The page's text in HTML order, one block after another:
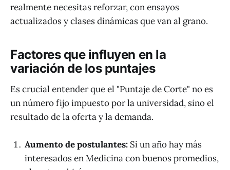
realmente necesitas reforzar, con ensayos
actualizados y clases dinámicas que van al grano.
Factores que influyen en la
variación de los puntajes
Es crucial entender que el "Puntaje de Corte" no es
un número fijo impuesto por la universidad, sino el
resultado de la oferta y la demanda.
Aumento de postulantes: Si un año hay más
interesados en Medicina con buenos promedios,